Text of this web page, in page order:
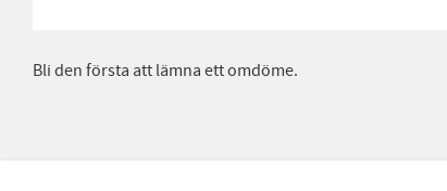
Bli den första att lämna ett omdöme.